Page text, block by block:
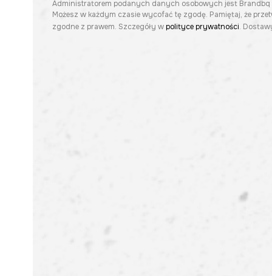
Administratorem podanych danych osobowych jest Brandbq
Możesz w każdym czasie wycofać tę zgodę. Pamiętaj, że
zgodne z prawem. Szczegóły w polityce prywatności.